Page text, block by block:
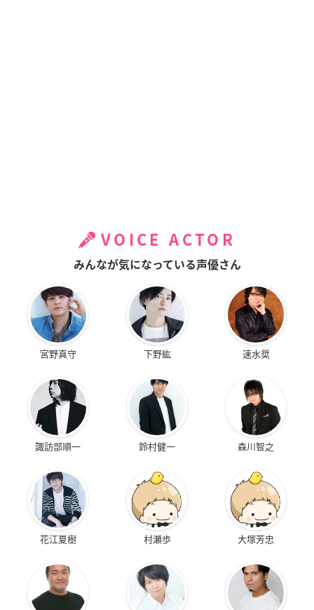
VOICE ACTOR
みんなが気になっている声優さん
宮野真守 下野紘 速水奨
諏訪部順一 鈴村健一 森川智之
花江夏樹 村瀬歩 大塚芳忠